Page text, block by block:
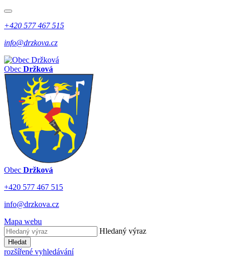
+420 577 467 515
info@drzkova.cz
Obec Držková
Obec Držková
+420 577 467 515
info@drzkova.cz
Mapa webu
Hledaný výraz
Hledat
rozšířené vyhledávání